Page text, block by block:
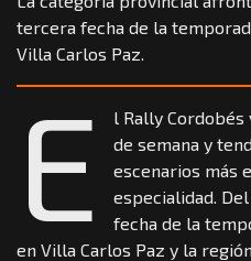
tercera fecha de la
Villa Carlos Paz.
E
l Rally
de semana y
escenarios más
especialidad.
fecha de la
en Villa Carlos Paz y la